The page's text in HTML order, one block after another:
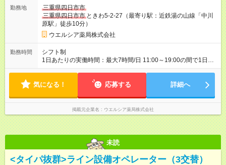
間の長さ：3ヶ月 雇用形態、給与は本採用時と同じです。
勤務地
三重県四日市市
三重県四日市市 ときわ5-2-27（最寄り駅：近鉄湯の山線「中川
原駅」徒歩10分）
ウエルシア薬局株式会社
勤務時間
シフト制
1日あたりの実働時間：最大7時間/日 11:00～19:00の間で1日7
時間の勤務 ☆週4～5日の勤務 ※勤務曜日応相談 ☆未経験・無資
気になる！ 応募する 詳細へ
掲載元企業名 ウエルシア薬局株式会社
未読
<タイパ抜群>ライン設備オペレーター（3交替）